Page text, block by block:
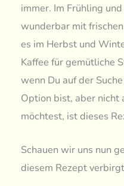
immer. Im Frühling
wunderbar mit
es im Herbst und
Kaffee für gemütliche
wenn Du auf der
Option bist, aber nicht
möchtest, ist dieses
Schauen wir uns nun
diesem Rezept